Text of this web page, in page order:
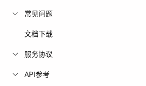
常见问题
文档下载
服务协议
API参考